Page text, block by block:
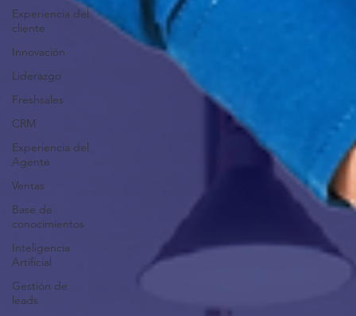
Experiencia del
cliente
Innovación
Liderazgo
Freshsales
CRM
Experiencia del
Agente
Ventas
Base de
conocimientos
Inteligencia
Artificial
Gestión de
leads